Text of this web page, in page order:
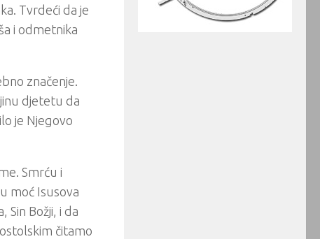
Tvrdeći da je
i odmetnika
značenje.
djetetu da
je Njegovo
Smrću i
moć Isusova
Sin Božji, i da
čitamo